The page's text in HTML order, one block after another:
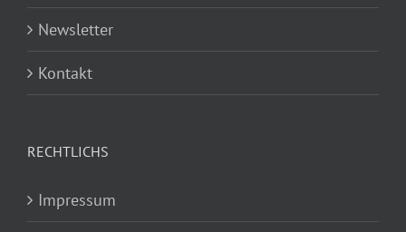
Newsletter
Kontakt
RECHTLICHS
Impressum